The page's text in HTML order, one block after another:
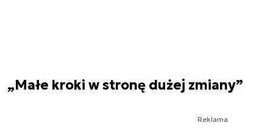
„Małe kroki w stronę dużej zmiany”
Reklama